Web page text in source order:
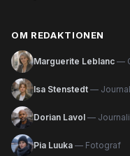
OM REDAKTIONEN
Marguerite Leblanc —
Isa Stenstedt —
Dorian Lavol —
Pia Luuka — Fotograf